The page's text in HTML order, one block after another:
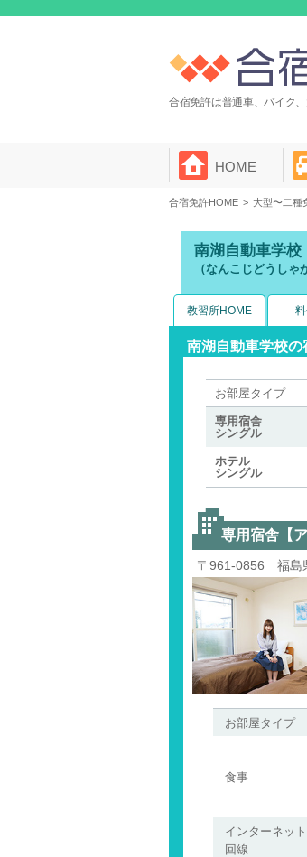
合宿免許は普通車、バイク
HOME
合宿免許HOME 大型〜二種
南湖自動車学校
（なんこじどうしゃ
教習所HOME
南湖自動車学校の
お部屋タイプ
専用宿舎
シングル
ホテル
シングル
専用宿舎【
〒961-0856 福島
お部屋タイプ
食事
インターネット
回線